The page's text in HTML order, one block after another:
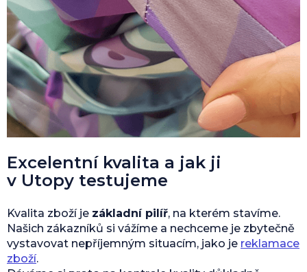
Excelentní kvalita a jak ji
v Utopy testujeme
Kvalita zboží je základní pilíř, na kterém stavíme.
Našich zákazníků si vážíme a nechceme je zbytečně
vystavovat nepříjemným situacím, jako je reklamace
zboží.